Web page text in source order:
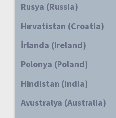
Rusya (Russia)
Hırvatistan (Croatia)
İrlanda (Ireland)
Polonya (Poland)
Hindistan (India)
Avustralya (Australia)